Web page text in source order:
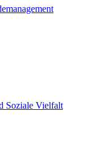
Soziale Vielfalt